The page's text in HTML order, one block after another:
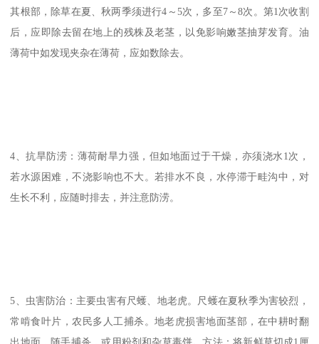
其根部，除草在夏、秋两季须进行4～5次，多至7～8次。第1次收割
后，应即除去留在地上的残株及老茎，以免影响嫩茎抽芽发育。油
薄荷中如发现夹杂在薄荷，应如数除去。
4、抗旱防涝：薄荷耐旱力强，但如地面过于干燥，亦须浇水1次，
若水源困难，不浇影响也不大。若排水不良，水停滞于畦沟中，对
生长不利，应随时排去，并注意防涝。
5、虫害防治：主要虫害有尺蠖、地老虎。尺蠖在夏秋季为害较烈，
常啃食叶片，农民多人工捕杀。地老虎损害地面茎部，在中耕时翻
出地面，随手捕杀，或用粉剂和杂草毒饼。方法：将新鲜草切成1厘